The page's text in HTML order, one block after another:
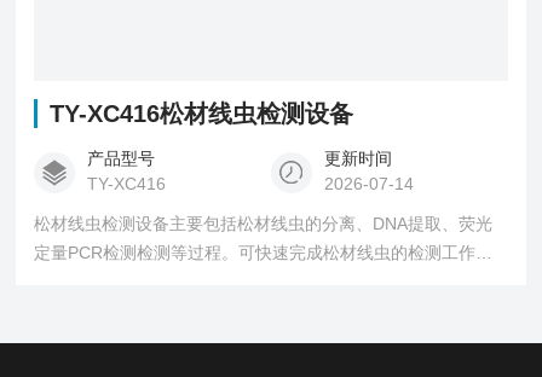
TY-XC416松材线虫检测设备
产品型号
TY-XC416
更新时间
2026-07-14
松材线虫检测设备主要包括松材线虫的分离、DNA提取、荧光
定量PCR检测检测等过程。可快速完成松材线虫的检测工作，